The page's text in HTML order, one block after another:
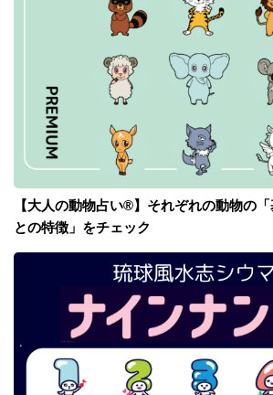
【大人の動物占い®】それぞれの動物の
との特徴」をチェック